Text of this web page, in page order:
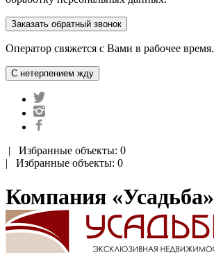
Оператор свяжется с Вами в рабочее время.
| Избранные объекты: 0
| Избранные объекты: 0
Компания «Усадьба»